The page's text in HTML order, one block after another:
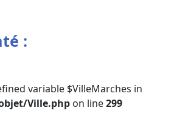
:
variable $VilleMarches in
Ville.php on line299